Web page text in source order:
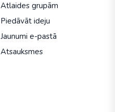
Atlaides grupām
Piedāvāt ideju
Jaunumi e-pastā
Atsauksmes